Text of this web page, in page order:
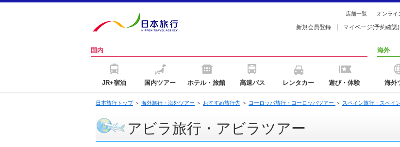
店舗一覧 オンライ
新規会員登録 マイページ(予約確認)
国内
JR+宿泊 国内ツアー ホテル・旅館 高速バス レンタカー 遊び・体験
海外
海外
日本旅行トップ＞ 海外旅行・海外ツアー ＞ おすすめ旅行先 ＞ ヨーロッパ旅行・ヨーロッパツアー ＞ スペイン旅行・スペイ
アビラ旅行・アビラツアー